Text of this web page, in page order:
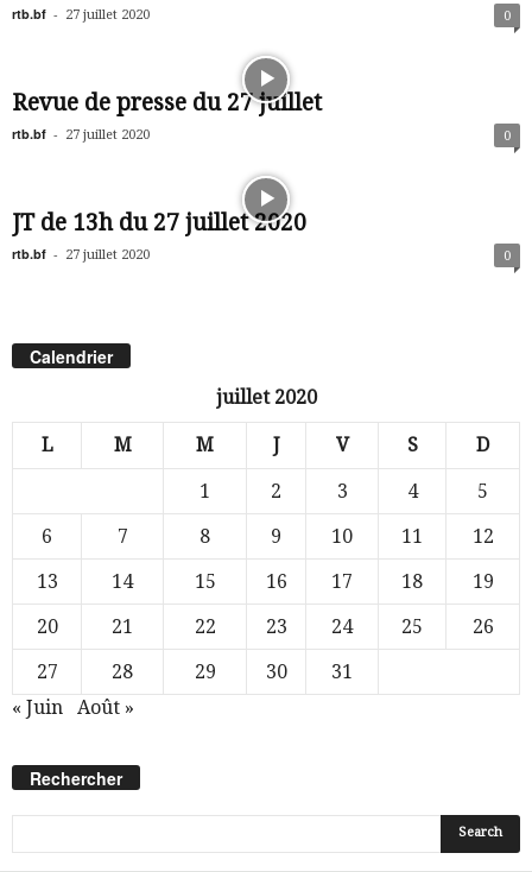
rtb.bf - 27 juillet 2020 0
Revue de presse du 27 juillet
rtb.bf - 27 juillet 2020 0
JT de 13h du 27 juillet 2020
rtb.bf - 27 juillet 2020 0
Calendrier
juillet 2020
L M M J V S D
1 2 3 4
5
6
7 8 9 10 11
12
13
14 15 16 17 18
19
20
21 22 23 24 25
26
27
28 29 30
31
« Juin
Août »
Rechercher